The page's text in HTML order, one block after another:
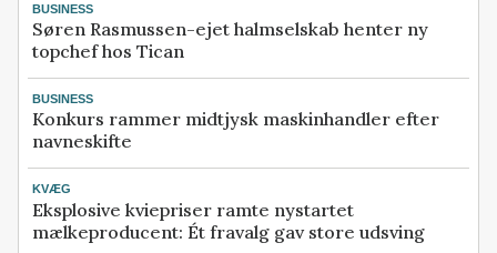
BUSINESS
Søren Rasmussen-ejet halmselskab henter ny
topchef hos Tican
BUSINESS
Konkurs rammer midtjysk maskinhandler efter
navneskifte
KVÆG
Eksplosive kviepriser ramte nystartet
mælkeproducent: Ét fravalg gav store udsving